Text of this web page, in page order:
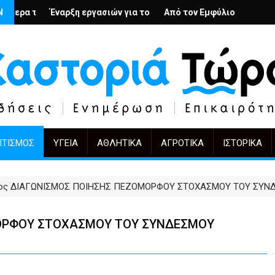
– Ο Άρμιν Βέγκνερ απέναντι στη λήθη
εργασιών για το Κέντρο Ημέρας Ολικής Φροντίδας στην
Από τον Εμφύλιο στην Πόλωση: το ίδιο
KIFF 51: Η
ΥΓΕΊΑ ΑΘΛΗΤΙΚΆ ΑΓΡΟΤΙΚΆ ΙΣΤΟΡΙΚΆ
ΔΙΑΓΩΝΙΣΜΟΣ ΠΟΙΗΣΗΣ ΠΕΖΟΜΟΡΦΟΥ ΣΤΟΧΑΣΜΟΥ ΤΟΥ
ΣΤΟΧΑΣΜΟΥ ΤΟΥ ΣΥΝΔΕΣΜΟΥ